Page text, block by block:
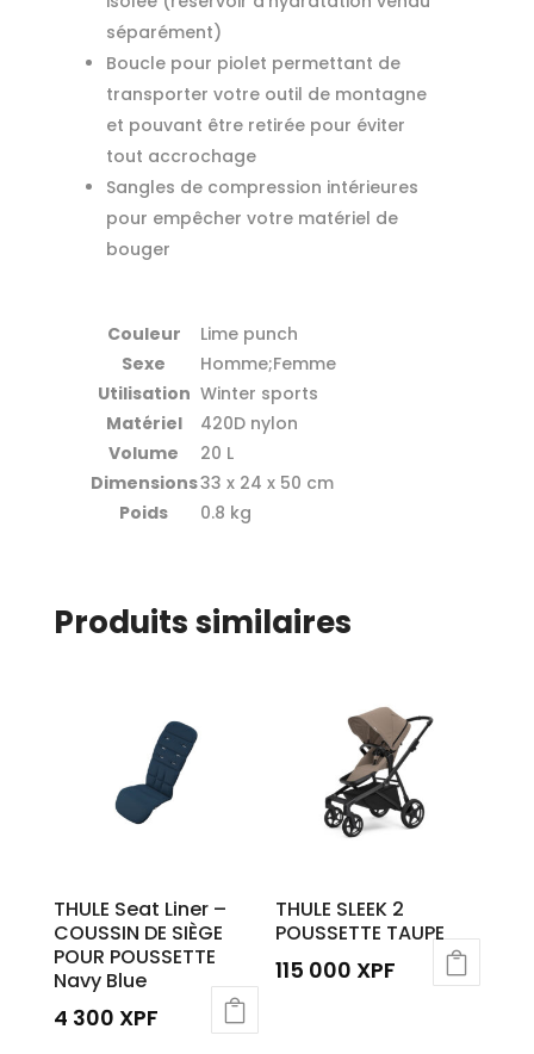
séparément)
Boucle pour piolet permettant de
transporter votre outil de montagne
et pouvant être retirée pour éviter
tout accrochage
Sangles de compression intérieures
pour empêcher votre matériel de
bouger
Couleur
Lime punch
Sexe
Homme;Femme
Utilisation Winter sports
Matériel
420D nylon
Volume
20 L
Dimensions33 x 24 x 50 cm
Poids
0.8 kg
Produits similaires
THULE Seat Liner –
COUSSIN DE SIÈGE
POUR POUSSETTE
Navy Blue
4 300 XPF
THULE SLEEK 2
POUSSETTE TAUPE
115 000 XPF